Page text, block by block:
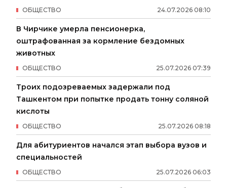
24.07.2026 08:10
ОБЩЕСТВО
В Чирчике умерла пенсионерка,
оштрафованная за кормление бездомных
животных
25.07.2026 07:39
ОБЩЕСТВО
Троих подозреваемых задержали под
Ташкентом при попытке продать тонну соляной
кислоты
25.07.2026 08:18
ОБЩЕСТВО
Для абитуриентов начался этап выбора вузов и
специальностей
25.07.2026 06:03
ОБЩЕСТВО